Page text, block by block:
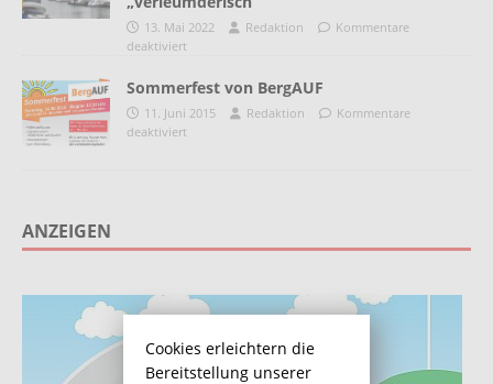
13. Mai 2022 Redaktion
Kommentare
deaktiviert
Sommerfest von BergAUF
11. Juni 2015 Redaktion
Kommentare
deaktiviert
ANZEIGEN
Cookies erleichtern die
Bereitstellung unserer